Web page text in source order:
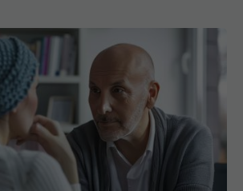
persoane cu cancer. 5 fraze
să îți dai seama și ce să spui în